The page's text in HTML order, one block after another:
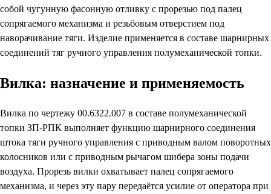
собой чугунную фасонную отливку с прорезью под палец
сопрягаемого механизма и резьбовым отверстием под
наворачивание тяги. Изделие применяется в составе шарнирных
соединений тяг ручного управления полумеханической топки.
Вилка: назначение и применяемость
Вилка по чертежу 00.6322.007 в составе полумеханической
топки ЗП-РПК выполняет функцию шарнирного соединения
штока тяги ручного управления с приводным валом поворотных
колосников или с приводным рычагом шибера зоны подачи
воздуха. Прорезь вилки охватывает палец сопрягаемого
механизма, и через эту пару передаётся усилие от оператора при